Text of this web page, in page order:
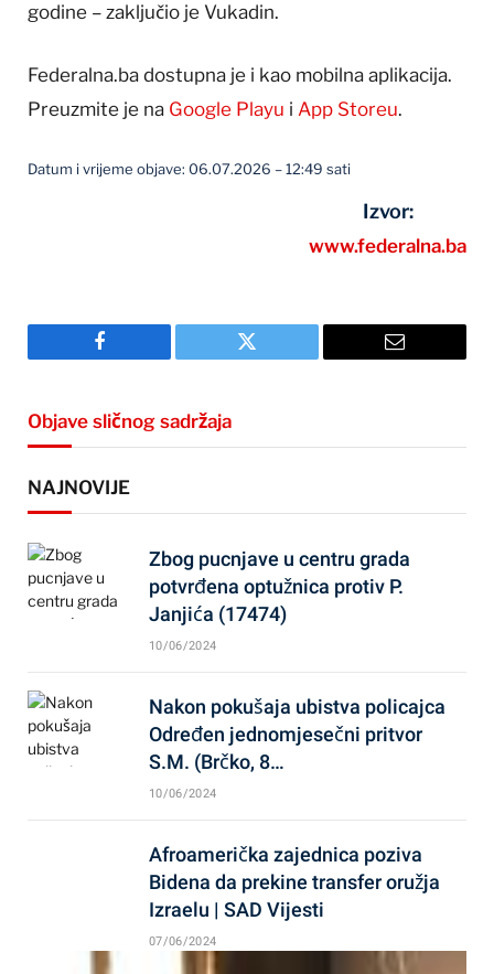
godine – zaključio je Vukadin.
Federalna.ba dostupna je i kao mobilna aplikacija.
Preuzmite je na Google Playu i App Storeu.
Datum i vrijeme objave: 06.07.2026 – 12:49 sati
Izvor:
www.federalna.ba
Facebook Twitter Email
Objave sličnog sadržaja
NAJNOVIJE
Zbog pucnjave u centru grada
potvrđena optužnica protiv P.
Janjića (17474)
10/06/2024
Nakon pokušaja ubistva policajca
Određen jednomjesečni pritvor
S.M. (Brčko, 8…
10/06/2024
Afroamerička zajednica poziva
Bidena da prekine transfer oružja
Izraelu | SAD Vijesti
07/06/2024